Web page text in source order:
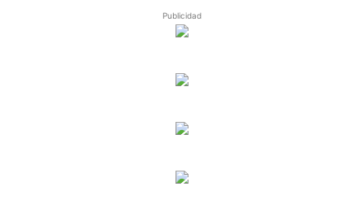
Publicidad